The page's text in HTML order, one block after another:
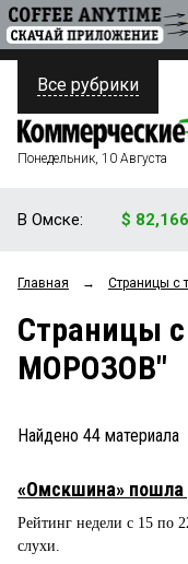
ПОЛИТИКА
ФИНАНСЫ
ОБЩЕСТВО
ЗАКОН
ПРОИСШЕСТВИЯ
СТИЛЬ ЖИЗНИ
Все рубрики
Понедельник, 10 Августа
В Омске: $
Главная → Страницы c
Страницы
МОРОЗОВ"
Найдено 44 материала
«Омскшина»
Рейтинг недели с 15 по
слухи.